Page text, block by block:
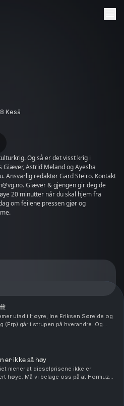
8 Kesä
Og så er det visst krig i
Astrid Meland og Ayesha
Ansvarlig redaktør Gard Steiro. Kontakt
Giæver & gjengen gir deg de
20 minutter når du skal hjem fra
om feilene pressen gjør og
utad i Høyre, Ine Eriksen Søreide og
(Frp) går i strupen på hverandre. Og
debatten om prisen på indrefilet, slik er
er ikke så høy
mener at dieselprisene ikke er
høye. Må vi belage oss på at Hormuz-
bak betalingsmur i uoverskuelig